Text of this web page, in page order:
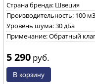
Страна бренда: Швеция
Производительность: 100
Уровень шума: 30 дБа
Примечание: Обратный
5 290 руб.